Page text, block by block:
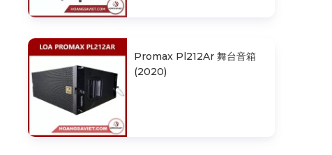
Promax Pl212Ar 舞台音箱
(2020)